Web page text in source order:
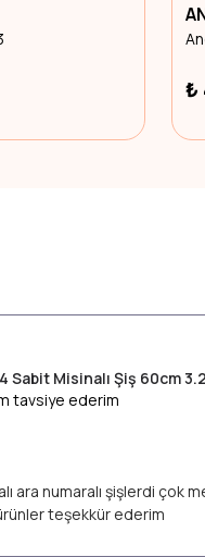
₺
Sabit Misinalı Şiş 60cm
tavsiye ederim
ara numaralı şişlerdi
teşekkür ederim